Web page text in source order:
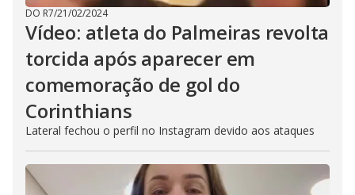
DO R7/21/02/2024
Vídeo: atleta do Palmeiras revolta
torcida após aparecer em
comemoração de gol do
Corinthians
Lateral fechou o perfil no Instagram devido aos ataques